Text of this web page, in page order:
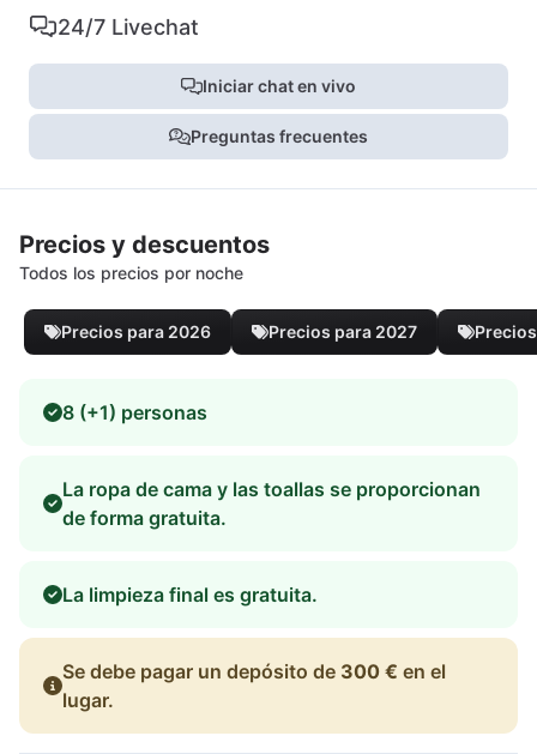
24/7 Livechat
Iniciar chat en vivo
Preguntas frecuentes
Precios y descuentos
Todos los precios por noche
Precios para 2026 Precios para 2027
8 (+1) personas
La ropa de cama y las toallas se proporcionan
de forma gratuita.
La limpieza final es gratuita.
Se debe pagar un depósito de 300 € en el
lugar.